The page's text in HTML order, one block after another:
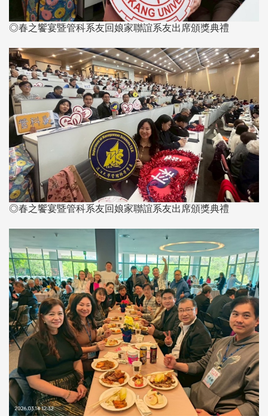
◎春之饗宴暨管科系友回娘家聯誼系友出席頒獎典禮
◎春之饗宴暨管科系友回娘家聯誼系友出席頒獎典禮